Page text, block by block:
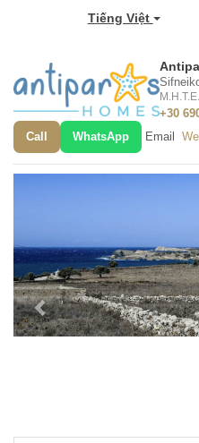
Tiếng Việt
+30
Call
WhatsApp Email